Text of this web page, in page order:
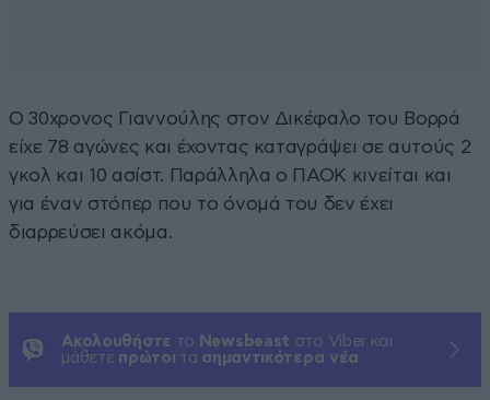
Ο 30χρονος Γιαννούλης στον Δικέφαλο του Βορρά
είχε 78 αγώνες και έχοντας καταγράψει σε αυτούς 2
γκολ και 10 ασίστ. Παράλληλα ο ΠΑΟΚ κινείται και
για έναν στόπερ που το όνομά του δεν έχει
διαρρεύσει ακόμα.
Ακολουθήστε το Newsbeast στο Viber και
μάθετε πρώτοι τα σημαντικότερα νέα